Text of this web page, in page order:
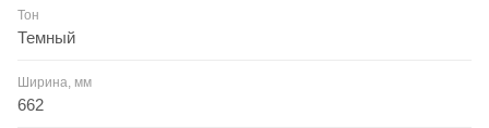
Тон
Темный
Ширина, мм
662